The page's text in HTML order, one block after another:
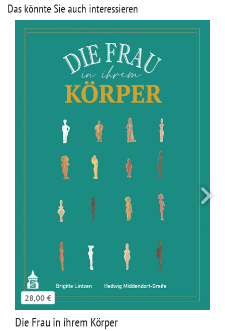
Das könnte Sie auch interessieren
28,00 €
Die Frau in ihrem Körper